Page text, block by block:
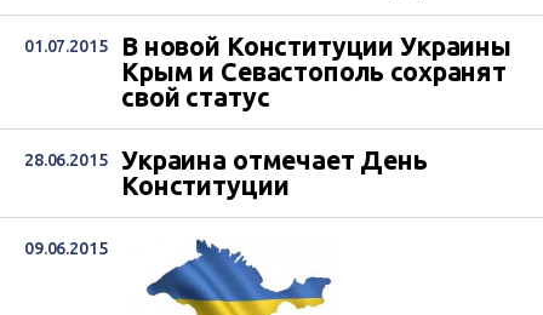
01.07.2015
В новой Конституции Украины
Крым и Севастополь сохранят
свой статус
28.06.2015
Украина отмечает День
Конституции
09.06.2015